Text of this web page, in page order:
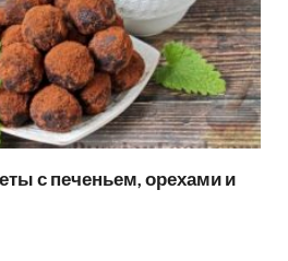
с печеньем, орехами и